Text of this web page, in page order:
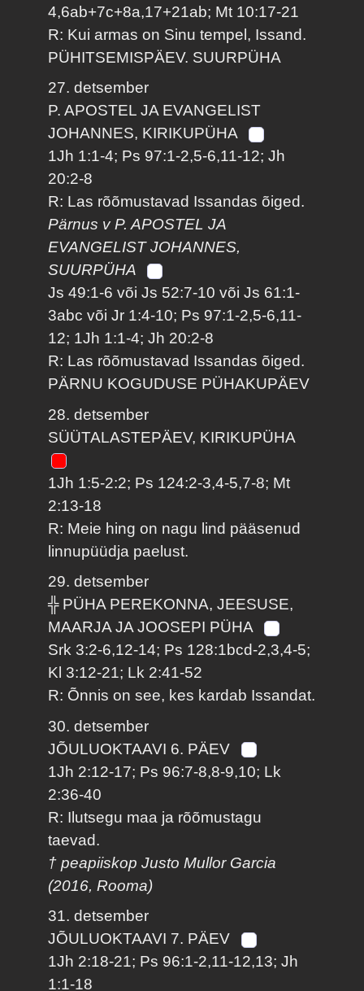
4,6ab+7c+8a,17+21ab; Mt 10:17-21
R: Kui armas on Sinu tempel, Issand.
PÜHITSEMISPÄEV. SUURPÜHA
27. detsember
P. APOSTEL JA EVANGELIST
JOHANNES, KIRIKUPÜHA
1Jh 1:1-4; Ps 97:1-2,5-6,11-12; Jh
20:2-8
R: Las rõõmustavad Issandas õiged.
Pärnus v P. APOSTEL JA
EVANGELIST JOHANNES,
SUURPÜHA
Js 49:1-6 või Js 52:7-10 või Js 61:1-
3abc või Jr 1:4-10; Ps 97:1-2,5-6,11-
12; 1Jh 1:1-4; Jh 20:2-8
R: Las rõõmustavad Issandas õiged.
PÄRNU KOGUDUSE PÜHAKUPÄEV
28. detsember
SÜÜTALASTEPÄEV, KIRIKUPÜHA
1Jh 1:5-2:2; Ps 124:2-3,4-5,7-8; Mt
2:13-18
R: Meie hing on nagu lind pääsenud
linnupüüdja paelust.
29. detsember
╬ PÜHA PEREKONNA, JEESUSE,
MAARJA JA JOOSEPI PÜHA
Srk 3:2-6,12-14; Ps 128:1bcd-2,3,4-5;
Kl 3:12-21; Lk 2:41-52
R: Õnnis on see, kes kardab Issandat.
30. detsember
JÕULUOKTAAVI 6. PÄEV
1Jh 2:12-17; Ps 96:7-8,8-9,10; Lk
2:36-40
R: Ilutsegu maa ja rõõmustagu
taevad.
† peapiiskop Justo Mullor Garcia
(2016, Rooma)
31. detsember
JÕULUOKTAAVI 7. PÄEV
1Jh 2:18-21; Ps 96:1-2,11-12,13; Jh
1:1-18